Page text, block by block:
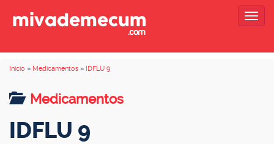
Inicio » Medicamentos » IDFLU 9
Medicamentos
IDFLU 9